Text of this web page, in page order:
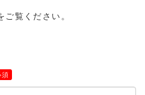
覧ください。